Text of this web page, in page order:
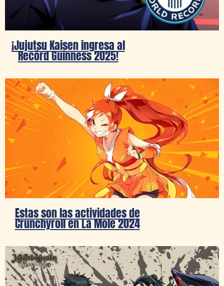
¡Jujutsu Kaisen ingresa al
Recórd Guinness 2025!
Estas son las actividades de
Crunchyroll en La Mole 2024